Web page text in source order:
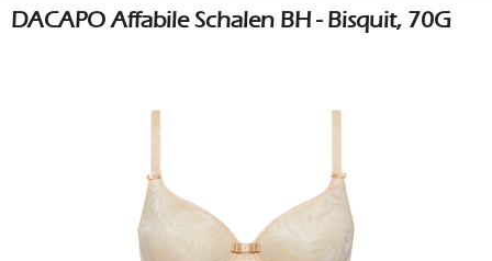
DACAPO Affabile Schalen BH - Bisquit, 70G